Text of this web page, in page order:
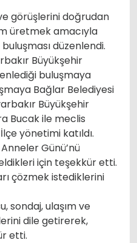
görüşlerini doğrudan
üretmek amacıyla
düzenlendi.
Büyükşehir
buluşmaya
Bağlar Belediyesi
Büyükşehir
Bucak ile meclis
yönetimi katıldı.
Günü’nü
için teşekkür etti.
çözmek istediklerini
sondaj, ulaşım ve
dile getirerek,
etti.